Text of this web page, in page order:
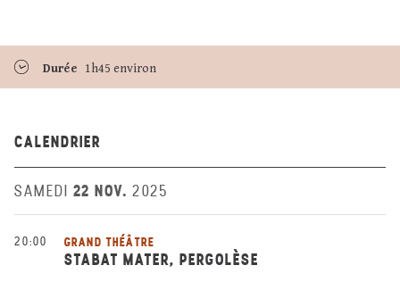
Durée 1h45 environ
CALENDRIER
SAMEDI 22 NOV. 2025
20:00 GRAND THÉÂTRE
STABAT MATER, PERGOLÈSE